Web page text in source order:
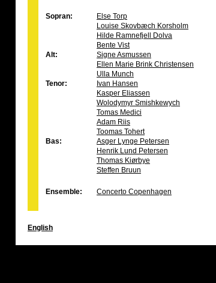
Sopran:
Else Torp
Louise Skovbæch Korsholm
Hilde Ramnefjell Dolva
Bente Vist
Alt:
Signe Asmussen
Ellen Marie Brink Christensen
Ulla Munch
Tenor:
Ivan Hansen
Kasper Eliassen
Wolodymyr Smishkewych
Tomas Medici
Adam Riis
Toomas Tohert
Bas:
Asger Lynge Petersen
Henrik Lund Petersen
Thomas Kiørbye
Steffen Bruun
Ensemble: Concerto Copenhagen
English